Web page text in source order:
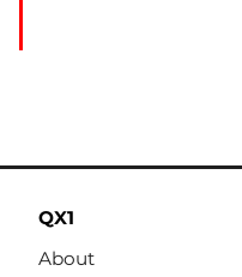
QX1
About